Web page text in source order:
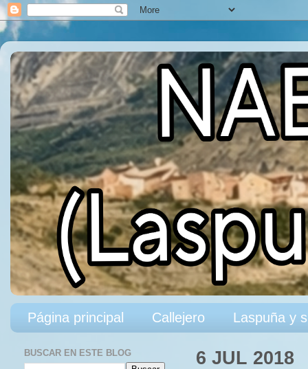
Página principal Callejero Laspuña y
6 JUL 2018
BUSCAR EN ESTE BLOG